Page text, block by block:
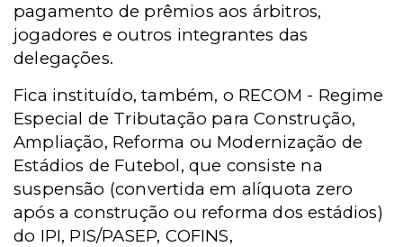
pagamento de prêmios aos árbitros,
jogadores e outros integrantes das
delegações.
Fica instituído, também, o RECOM - Regime
Especial de Tributação para Construção,
Ampliação, Reforma ou Modernização de
Estádios de Futebol, que consiste na
suspensão (convertida em alíquota zero
após a construção ou reforma dos estádios)
do IPI, PIS/PASEP, COFINS,